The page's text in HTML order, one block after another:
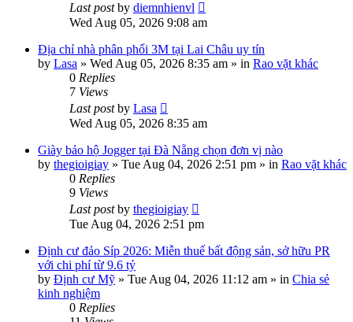
Last postby diemnhienvl
Wed Aug 05, 2026 9:08 am
Địa chỉ nhà phân phối 3M tại Lai Châu uy tín
by Lasa » Wed Aug 05, 2026 8:35 am » in Rao vặt khác
0 Replies
7 Views
Last postby Lasa
Wed Aug 05, 2026 8:35 am
Giày bảo hộ Jogger tại Đà Nẵng chọn đơn vị nào
by thegioigiay » Tue Aug 04, 2026 2:51 pm » in Rao vặt khác
0 Replies
9 Views
Last postby thegioigiay
Tue Aug 04, 2026 2:51 pm
Định cư đảo Síp 2026: Miễn thuế bất động sản, sở hữu PR
với chi phí từ 9.6 tỷ
by Định cư Mỹ » Tue Aug 04, 2026 11:12 am » in Chia sẻ
kinh nghiệm
0 Replies